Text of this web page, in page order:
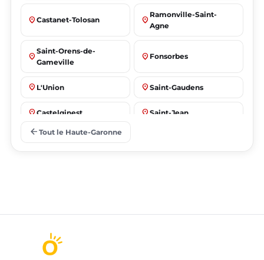
place Castanet-Tolosan place
Ramonville-Saint-
Agne
place
Saint-Orens-de-
Gameville
place Fonsorbes
place L'Union place Saint-Gaudens
place Castelginest place Saint-Jean
place Villeneuve-Tolosane
arrow_back Tout le Haute-Garonne